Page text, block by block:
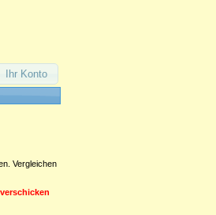
Ihr Konto
Vergleichen